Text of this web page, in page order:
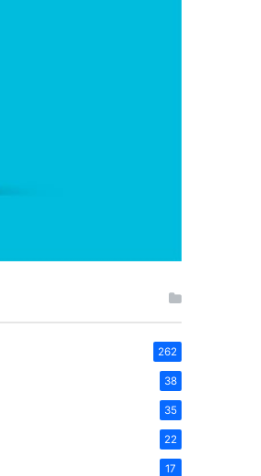
262
38
35
22
17